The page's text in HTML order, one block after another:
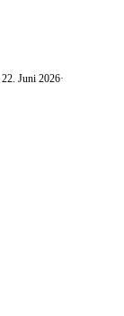
22. Juni 2026·